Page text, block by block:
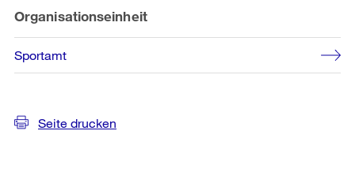
Organisationseinheit
Sportamt
Seite drucken